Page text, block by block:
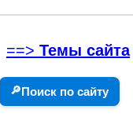
==> Темы сайта
🔎Поиск по сайту